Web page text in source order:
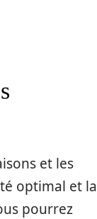
et les
optimal et la
pourrez